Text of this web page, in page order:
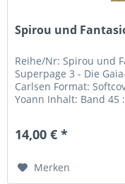
Spirou und
Reihe/Nr: Spirou und
Superpage 3 - Die
Carlsen Format:
Yoann Inhalt: Band 45
14,00 € *
Merken